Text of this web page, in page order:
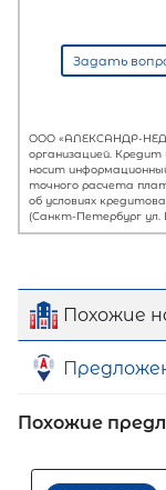
Похожие
Похожие